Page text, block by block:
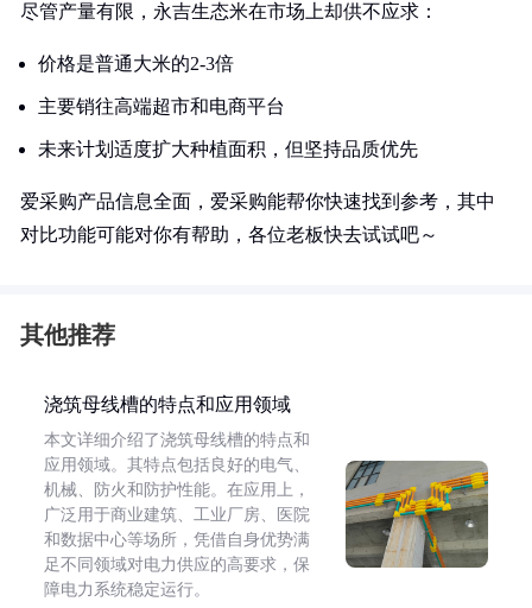
尽管产量有限，永吉生态米在市场上却供不应求：
价格是普通大米的2-3倍
主要销往高端超市和电商平台
未来计划适度扩大种植面积，但坚持品质优先
爱采购产品信息全面，爱采购能帮你快速找到参考，其中
对比功能可能对你有帮助，各位老板快去试试吧～
其他推荐
浇筑母线槽的特点和应用领域
本文详细介绍了浇筑母线槽的特点和
应用领域。其特点包括良好的电气、
机械、防火和防护性能。在应用上，
广泛用于商业建筑、工业厂房、医院
和数据中心等场所，凭借自身优势满
足不同领域对电力供应的高要求，保
障电力系统稳定运行。